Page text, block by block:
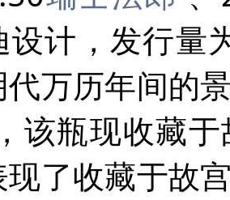
设计，发行量
万历年间的
该瓶现收藏
了收藏于故